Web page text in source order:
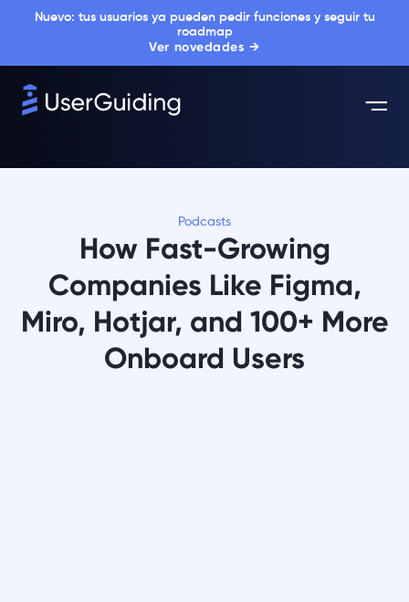
Nuevo: tus usuarios ya pueden pedir funciones y seguir tu
roadmap
Ver novedades →
Podcasts
How Fast-Growing
Companies Like Figma,
Miro, Hotjar, and 100+ More
Onboard Users